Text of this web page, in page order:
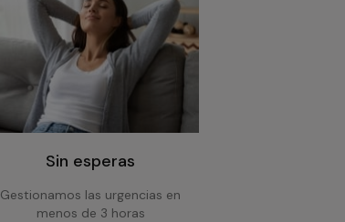
Sin esperas
Gestionamos las urgencias en
menos de 3 horas